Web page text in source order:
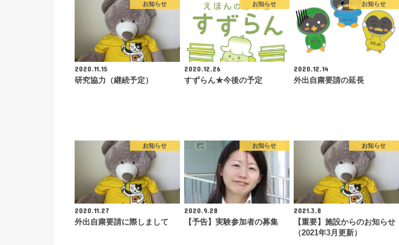
お知らせ
2020.11.15
研究協力（継続予定）
お知らせ
2020.12.26
すずらん★今後の予定
お知らせ
2020.12.14
外出自粛要請の延長
お知らせ
2020.11.27
外出自粛要請に際しまして
お知らせ
2020.9.28
【予告】実験参加者の募集
お知らせ
2021.3.8
【重要】施設からのお知らせ
（2021年3月更新）